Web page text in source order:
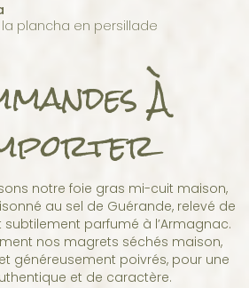
la plancha en persillade
À
notre foie gras mi-cuit maison,
au sel de Guérande, relevé de
parfumé à l’Armagnac.
nos magrets séchés maison,
généreusement poivrés, pour une
et de caractère.